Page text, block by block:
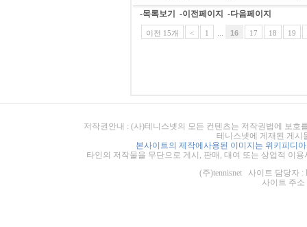
-목록보기 -이전페이지 -다음페이지
이전 15개 < 1 16 17 18 19
저작권안내 : (사)테니스넷의 모든 컨텐츠는 저작권법에 보
테니스넷에 게재된 게시
본사이트의 제작에사용된 이미지는 위키피디
타인의 저작물을 무단으로 게시, 판매, 대여 또는 상업적 이
(주)tennisnet 사이트 담당자 :
사이트 주